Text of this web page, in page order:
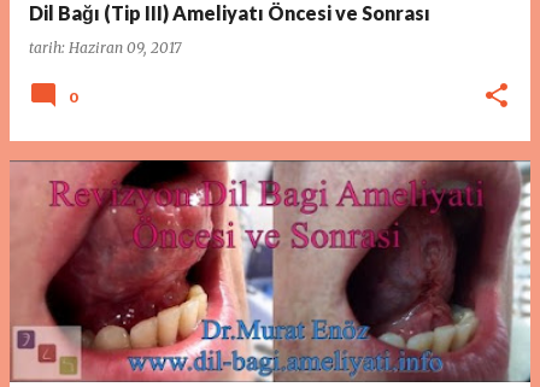
Dil Bağı (Tip III) Ameliyatı Öncesi ve Sonrası
tarih: Haziran 09, 2017
0